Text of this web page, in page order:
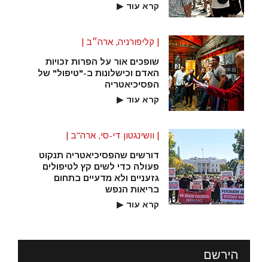
קרא עוד ▶
| קליפורניה, ארה״ב |
שופכים אור על הפרות זכויות
האדם וכישלונות ב-"טיפול" של
הפסיכיאטריה
קרא עוד ▶
| וושינגטון די-סי, ארה"ב |
דורשים שהפסיכיאטריה תנקוט
פעולה כדי לשים קץ לטיפולים
גזעניים ולא מדעיים בתחום
בריאות הנפש
קרא עוד ▶
הירשם